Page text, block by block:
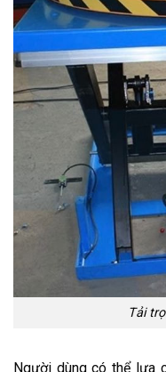
Tải
Người dùng có thể lựa